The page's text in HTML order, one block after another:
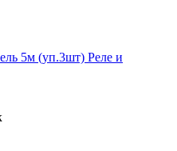
5м (уп.3шт) Реле и